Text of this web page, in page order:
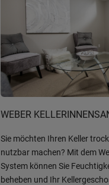
WEBER
Sie möchten Ihren Keller
nutzbar machen? Mit dem
System können Sie
beheben und Ihr